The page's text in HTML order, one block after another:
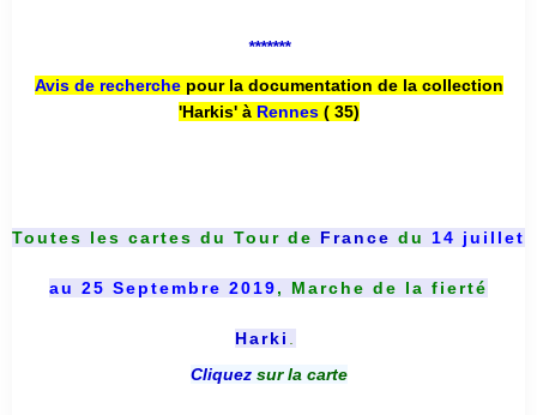
*******
Avis de recherche pour la documentation de la collection
'Harkis' à Rennes( 35)
Toutes les cartes du Tour de France du 14 juillet
au 25 Septembre 2019, Marche de la fierté
Harki
Cliquez sur la carte